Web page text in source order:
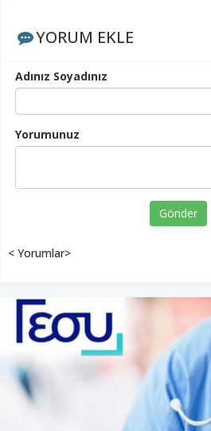
YORUM EKLE
Adınız Soyadınız
Yorumunuz
Gönder
< Yorumlar>